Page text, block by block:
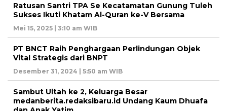
Ratusan Santri TPA Se Kecatamatan Gunung Tuleh
Sukses Ikuti Khatam Al-Quran ke-V Bersama
Mei 15, 2025 | 3:10 am WIB
PT BNCT Raih Penghargaan Perlindungan Objek
Vital Strategis dari BNPT
Desember 31, 2024 | 5:50 am WIB
Sambut Ultah ke 2, Keluarga Besar
medanberita.redaksibaru.id Undang Kaum Dhuafa